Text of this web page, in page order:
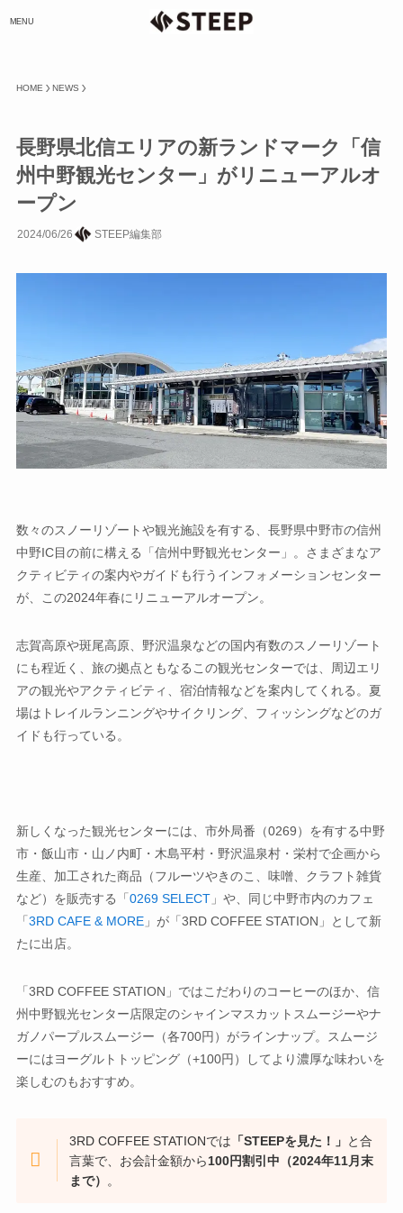
MENU
HOME NEWS
長野県北信エリアの新ランドマーク「信
州中野観光センター」がリニューアルオ
ープン
2024/06/26 STEEP編集部
数々のスノーリゾートや観光施設を有する、長野県中野市の信州
中野IC目の前に構える「信州中野観光センター」。さまざまなア
クティビティの案内やガイドも行うインフォメーションセンター
が、この2024年春にリニューアルオープン。
志賀高原や斑尾高原、野沢温泉などの国内有数のスノーリゾート
にも程近く、旅の拠点ともなるこの観光センターでは、周辺エリ
アの観光やアクティビティ、宿泊情報などを案内してくれる。夏
場はトレイルランニングやサイクリング、フィッシングなどのガ
イドも行っている。
新しくなった観光センターには、市外局番（0269）を有する中野
市・飯山市・山ノ内町・木島平村・野沢温泉村・栄村で企画から
生産、加工された商品（フルーツやきのこ、味噌、クラフト雑貨
など）を販売する「 0269 SELECT」や、同じ中野市内のカフェ
「 3RD CAFE & MORE」が「3RD COFFEE STATION」として新
たに出店。
「3RD COFFEE STATION」ではこだわりのコーヒーのほか、信
州中野観光センター店限定のシャインマスカットスムージーやナ
ガノパープルスムージー（各700円）がラインナップ。スムージ
ーにはヨーグルトトッピング（+100円）してより濃厚な味わいを
楽しむのもおすすめ。
3RD COFFEE STATIONでは 「STEEPを見た！」 と合
言葉で、お会計金額から100円割引中（2024年11月末
まで） 。